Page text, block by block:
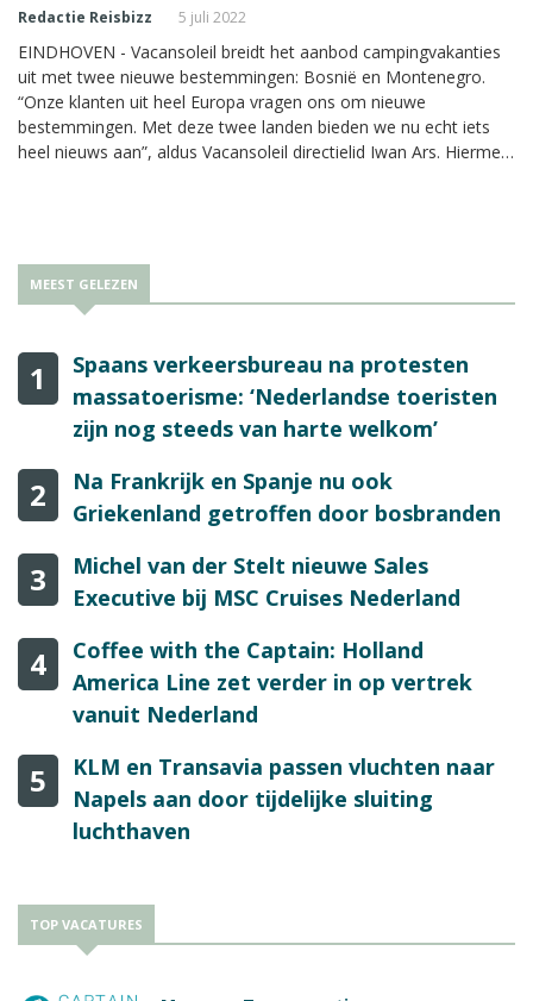
Redactie Reisbizz 5 juli 2022
EINDHOVEN - Vacansoleil breidt het aanbod campingvakanties
uit met twee nieuwe bestemmingen: Bosnië en Montenegro.
“Onze klanten uit heel Europa vragen ons om nieuwe
bestemmingen. Met deze twee landen bieden we nu echt iets
heel nieuws aan”, aldus Vacansoleil directielid Iwan Ars. Hiermee
MEEST GELEZEN
1
Spaans verkeersbureau na protesten
massatoerisme: ‘Nederlandse toeristen
zijn nog steeds van harte welkom’
2
Na Frankrijk en Spanje nu ook
Griekenland getroffen door bosbranden
3
Michel van der Stelt nieuwe Sales
Executive bij MSC Cruises Nederland
4
Coffee with the Captain: Holland
America Line zet verder in op vertrek
vanuit Nederland
5
KLM en Transavia passen vluchten naar
Napels aan door tijdelijke sluiting
luchthaven
TOP VACATURES